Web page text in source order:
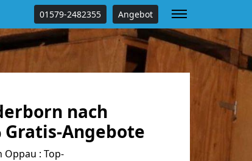
01579-2482355 Angebot
nach
Gratis-Angebote
: Top-